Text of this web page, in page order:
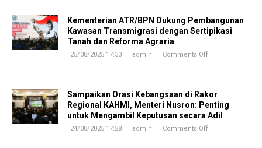
Kementerian ATR/BPN Dukung Pembangunan
Kawasan Transmigrasi dengan Sertipikasi
Tanah dan Reforma Agraria
25/08/2025 17:33 admin Comments Off
Sampaikan Orasi Kebangsaan di Rakor
Regional KAHMI, Menteri Nusron: Penting
untuk Mengambil Keputusan secara Adil
24/08/2025 17:28 admin Comments Off